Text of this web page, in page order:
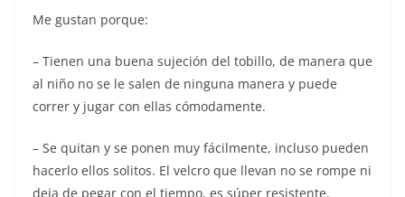
Me gustan porque:
– Tienen una buena sujeción del tobillo, de manera que
al niño no se le salen de ninguna manera y puede
correr y jugar con ellas cómodamente.
– Se quitan y se ponen muy fácilmente, incluso pueden
hacerlo ellos solitos. El velcro que llevan no se rompe ni
deja de pegar con el tiempo, es súper resistente.